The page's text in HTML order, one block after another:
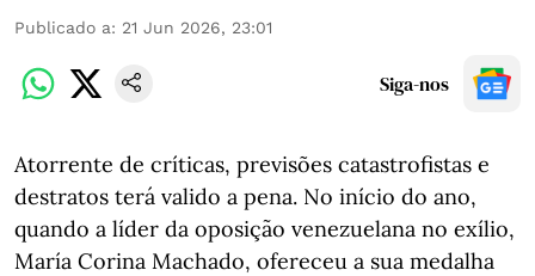
Publicado a: 21 Jun 2026, 23:01
Siga-nos
Atorrente de críticas, previsões catastrofistas e
destratos terá valido a pena. No início do ano,
quando a líder da oposição venezuelana no exílio,
María Corina Machado, ofereceu a sua medalha